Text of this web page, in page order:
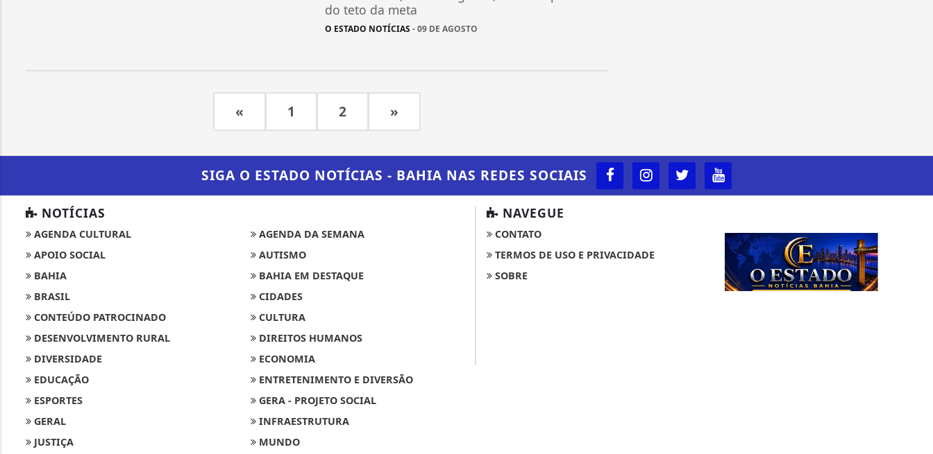
do teto da meta
O ESTADO NOTÍCIAS - 09 DE AGOSTO
« 1 2 »
SIGA O ESTADO NOTÍCIAS - BAHIA NAS REDES SOCIAIS
NOTÍCIAS
AGENDA CULTURAL
AGENDA DA SEMANA
APOIO SOCIAL
AUTISMO
BAHIA
BAHIA EM DESTAQUE
BRASIL
CIDADES
CONTEÚDO PATROCINADO
CULTURA
DESENVOLVIMENTO RURAL
DIREITOS HUMANOS
DIVERSIDADE
ECONOMIA
EDUCAÇÃO
ENTRETENIMENTO E DIVERSÃO
ESPORTES
GERA - PROJETO SOCIAL
GERAL
INFRAESTRUTURA
JUSTIÇA
MUNDO
NAVEGUE
CONTATO
TERMOS DE USO E PRIVACIDADE
SOBRE